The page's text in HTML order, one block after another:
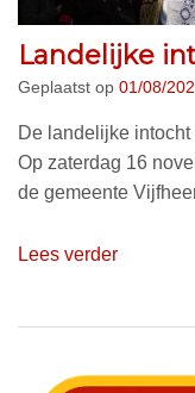
Landelijke
Geplaatst op 01/08/
De landelijke
Op zaterdag 16
de gemeente
Lees verder